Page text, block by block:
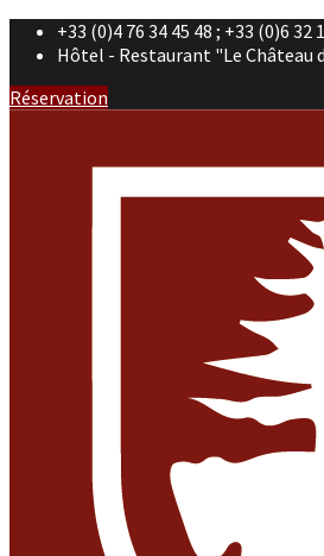
+33 (0)4 76 34 45 48 ; +33 (0)6 32
Hôtel - Restaurant "Le Château
Réservation